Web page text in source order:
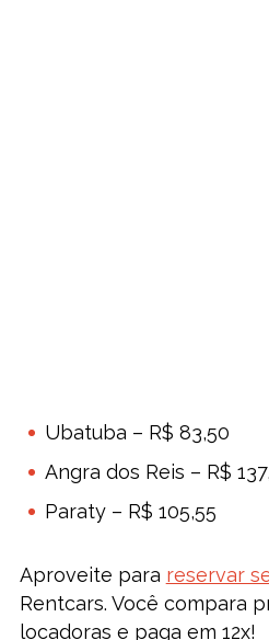
Ubatuba – R$ 83,50
Angra dos Reis – R$
Paraty – R$ 105,55
Aproveite para reservar
Rentcars. Você compara
locadoras e paga em 12x!